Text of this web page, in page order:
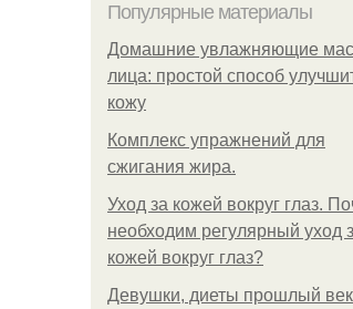
Популярные материалы
Домашние увлажняющие
лица: простой способ
кожу
Комплекс упражнений для
сжигания жира.
Уход за кожей вокруг глаз.
необходим регулярный уход
кожей вокруг глаз?
Девушки, диеты прошлый